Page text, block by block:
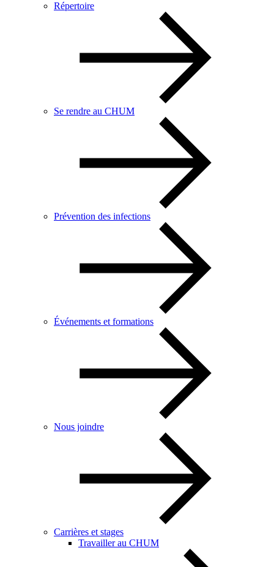
Répertoire
Se rendre au CHUM
Prévention des infections
Événements et formations
Nous joindre
Carrières et stages
Travailler au CHUM